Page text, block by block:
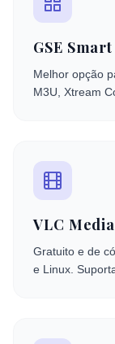
GSE
Melhor opção
M3U, Xtream
VLC
Gratuito e de
e Linux.